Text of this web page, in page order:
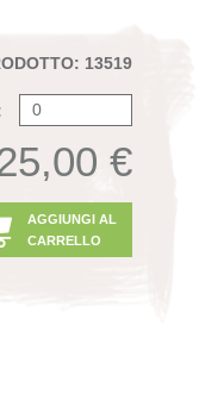
13519
€
AGGIUNGI AL
CARRELLO